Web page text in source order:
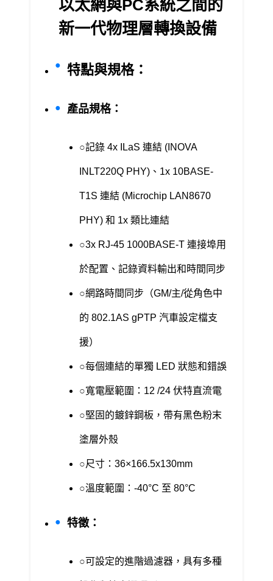
以太網與PC系統之間的
新一代物理層轉換設備
特點與規格：
產品規格：
記錄 4x ILaS 連結 (INOVA
INLT220Q PHY)、1x 10BASE-
T1S 連結 (Microchip LAN8670
PHY) 和 1x 類比連結
3x RJ-45 1000BASE-T 連接埠用
於配置、記錄資料輸出和時間同步
網路時間同步（GM/主/從角色中
的 802.1AS gPTP 汽車設定檔支
援）
每個連結的單獨 LED 狀態和錯誤
寬電壓範圍：12 /24 伏特直流電
堅固的鍍鋅鋼板，帶有黑色粉末
塗層外殼
尺寸：36×166.5x130mm
溫度範圍：-40°C 至 80°C
特徵：
可設定的進階過濾器，具有多種